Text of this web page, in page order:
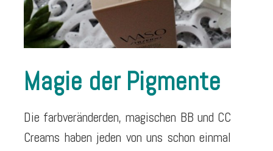
Magie der Pigmente
Die farbveränderden, magischen BB und CC
Creams haben jeden von uns schon einmal